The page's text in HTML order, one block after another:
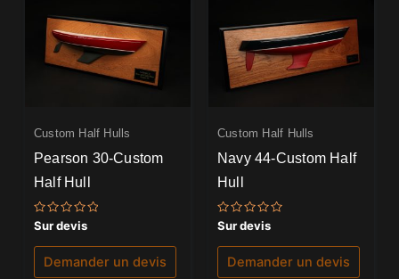
Custom Half Hulls
Pearson 30-Custom
Half Hull
Note
0
sur
Sur devis
Demander un devis
Custom Half Hulls
Navy 44-Custom Half
Hull
Note
0
sur
Sur devis
Demander un devis